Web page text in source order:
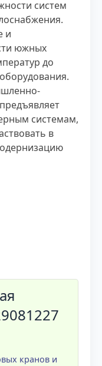
систем
и
южных
до
системам,
в
кранов и